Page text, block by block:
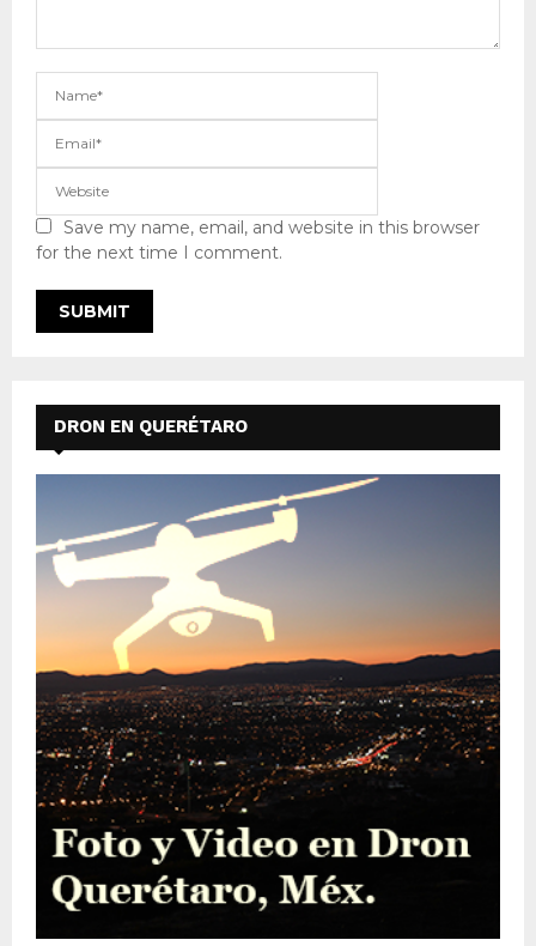
Save my name, email, and website in this browser
for the next time I comment.
DRON EN QUERÉTARO